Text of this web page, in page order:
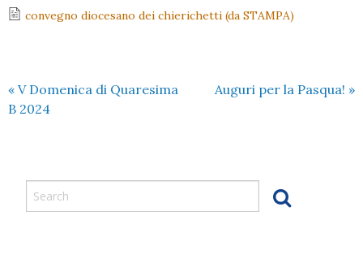
convegno diocesano dei chierichetti (da STAMPA)
« V Domenica di Quaresima
B 2024
Auguri per la Pasqua! »